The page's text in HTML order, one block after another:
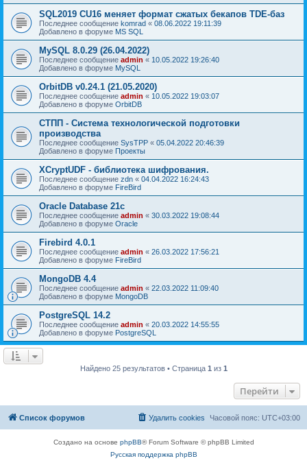
SQL2019 CU16 меняет формат сжатых бекапов TDE-баз
Последнее сообщение komrad « 08.06.2022 19:11:39
Добавлено в форуме MS SQL
MySQL 8.0.29 (26.04.2022)
Последнее сообщение admin « 10.05.2022 19:26:40
Добавлено в форуме MySQL
OrbitDB v0.24.1 (21.05.2020)
Последнее сообщение admin « 10.05.2022 19:03:07
Добавлено в форуме OrbitDB
СТПП - Система технологической подготовки
производства
Последнее сообщение SysTPP « 05.04.2022 20:46:39
Добавлено в форуме Проекты
XCryptUDF - библиотека шифрования.
Последнее сообщение zdn « 04.04.2022 16:24:43
Добавлено в форуме FireBird
Oracle Database 21c
Последнее сообщение admin « 30.03.2022 19:08:44
Добавлено в форуме Oracle
Firebird 4.0.1
Последнее сообщение admin « 26.03.2022 17:56:21
Добавлено в форуме FireBird
MongoDB 4.4
Последнее сообщение admin « 22.03.2022 11:09:40
Добавлено в форуме MongoDB
PostgreSQL 14.2
Последнее сообщение admin « 20.03.2022 14:55:55
Добавлено в форуме PostgreSQL
Найдено 25 результатов • Страница 1 из 1
Перейти
Список форумов Часовой пояс: UTC+03:00
Удалить cookies
Создано на основе phpBB® Forum Software © phpBB Limited
Русская поддержка phpBB